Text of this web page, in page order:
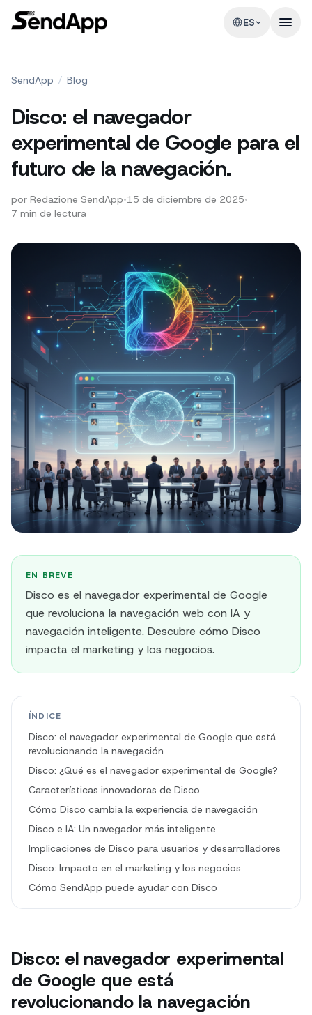
ES
SendApp / Blog
Disco: el navegador
experimental de Google para el
futuro de la navegación.
por Redazione SendApp•15 de diciembre de 2025•
7 min de lectura
EN BREVE
Disco es el navegador experimental de Google
que revoluciona la navegación web con IA y
navegación inteligente. Descubre cómo Disco
impacta el marketing y los negocios.
ÍNDICE
Disco: el navegador experimental de Google que está
revolucionando la navegación
Disco: ¿Qué es el navegador experimental de Google?
Características innovadoras de Disco
Cómo Disco cambia la experiencia de navegación
Disco e IA: Un navegador más inteligente
Implicaciones de Disco para usuarios y desarrolladores
Disco: Impacto en el marketing y los negocios
Cómo SendApp puede ayudar con Disco
Disco: el navegador experimental
de Google que está
revolucionando la navegación